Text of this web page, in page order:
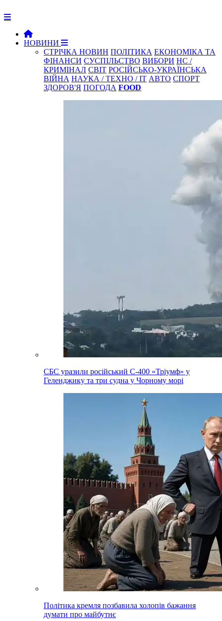
НОВИНИ
СТРІЧКА НОВИН ПОЛІТИКА ЕКОНОМІКА ТА
ФІНАНСИ СУСПІЛЬСТВО ВИБОРИ НС /
КРИМІНАЛ СВІТ РОСІЙСЬКО-УКРАЇНСЬКА
ВІЙНА НАУКА / ТЕХНО / IT АВТО СПОРТ
ЗДОРОВ'Я ПОГОДА FOOD
СБС уразили російський С-400 «Тріумф» у
Геленджику та три судна у Чорному морі
Політика кремля позбавила холопів бажання
думати про майбутнє